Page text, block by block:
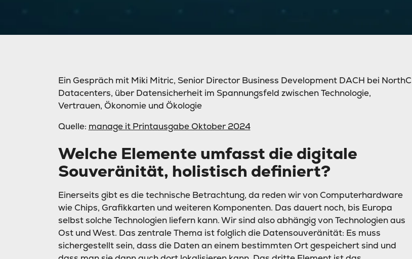
Ein Gespräch mit Miki Mitric, Senior Director Business Development DACH bei NorthC
Datacenters, über Datensicherheit im Spannungsfeld zwischen Technologie,
Vertrauen, Ökonomie und Ökologie
Quelle: manage it Printausgabe Oktober 2024
Welche Elemente umfasst die digitale
Souveränität, holistisch definiert?
Einerseits gibt es die technische Betrachtung, da reden wir von Computerhardware
wie Chips, Grafikkarten und weiteren Komponenten. Das dauert noch, bis Europa
selbst solche Technologien liefern kann. Wir sind also abhängig von Technologien aus
Ost und West. Das zentrale Thema ist folglich die Datensouveränität: Es muss
sichergestellt sein, dass die Daten an einem bestimmten Ort gespeichert sind und